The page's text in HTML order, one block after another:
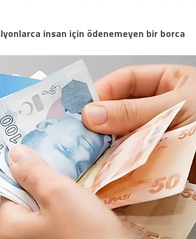
insan için ödenemeyen bir borca